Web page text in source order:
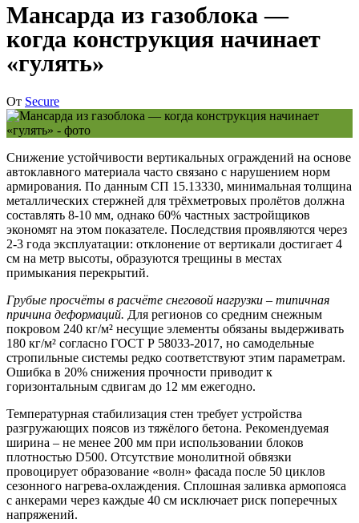
Мансарда из газоблока —
когда конструкция начинает
«гулять»
От Secure
Снижение устойчивости вертикальных ограждений на основе
автоклавного материала часто связано с нарушением норм
армирования. По данным СП 15.13330, минимальная толщина
металлических стержней для трёхметровых пролётов должна
составлять 8-10 мм, однако 60% частных застройщиков
экономят на этом показателе. Последствия проявляются через
2-3 года эксплуатации: отклонение от вертикали достигает 4
см на метр высоты, образуются трещины в местах
примыкания перекрытий.
Грубые просчёты в расчёте снеговой нагрузки – типичная
причина деформаций. Для регионов со средним снежным
покровом 240 кг/м² несущие элементы обязаны выдерживать
180 кг/м² согласно ГОСТ Р 58033-2017, но самодельные
стропильные системы редко соответствуют этим параметрам.
Ошибка в 20% снижения прочности приводит к
горизонтальным сдвигам до 12 мм ежегодно.
Температурная стабилизация стен требует устройства
разгружающих поясов из тяжёлого бетона. Рекомендуемая
ширина – не менее 200 мм при использовании блоков
плотностью D500. Отсутствие монолитной обвязки
провоцирует образование «волн» фасада после 50 циклов
сезонного нагрева-охлаждения. Сплошная заливка армопояса
с анкерами через каждые 40 см исключает риск поперечных
напряжений.